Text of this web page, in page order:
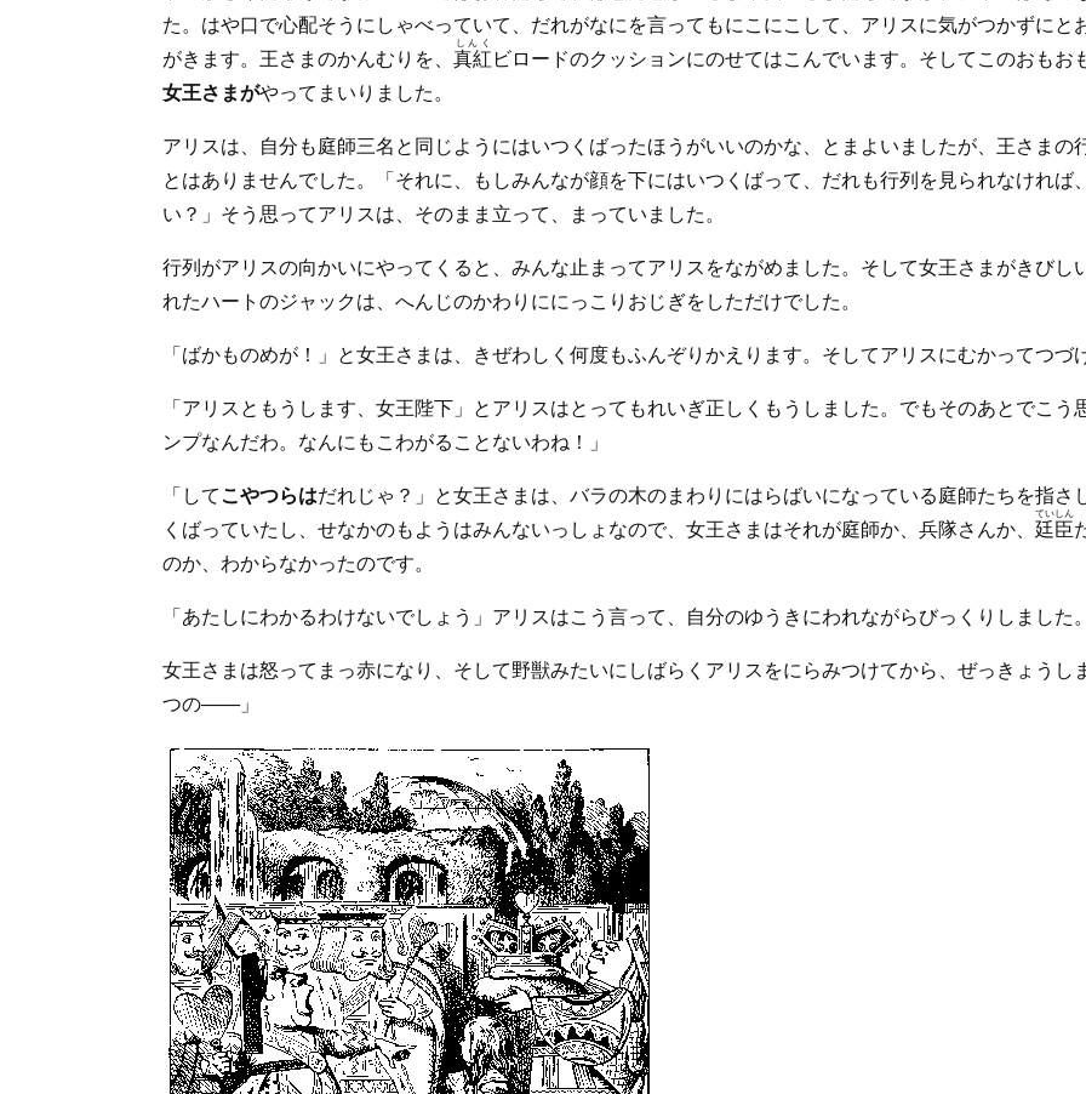
た。はや口で心配そうにしゃべっていて、だれがなにを言ってもにこにこして、アリスに気がつかずにと
がきます。王さまのかんむりを、真紅
しんく
ビロードのクッションにのせてはこんでいます。そしてこのおもお
女王さまがやってまいりました。
アリスは、自分も庭師三名と同じようにはいつくばったほうがいいのかな、とまよいましたが、王さまの
とはありませんでした。「それに、もしみんなが顔を下にはいつくばって、だれも行列を見られなければ
い？」そう思ってアリスは、そのまま立って、まっていました。
行列がアリスの向かいにやってくると、みんな止まってアリスをながめました。そして女王さまがきび
れたハートのジャックは、へんじのかわりににっこりおじぎをしただけでした。
「ばかものめが！」と女王さまは、きぜわしく何度もふんぞりかえります。そしてアリスにむかってつづ
「アリスともうします、女王陛下」とアリスはとってもれいぎ正しくもうしました。でもそのあとでこ
ンプなんだわ。なんにもこわがることないわね！」
「して こやつらはだれじゃ？」と女王さまは、バラの木のまわりにはらばいになっている庭師たちを指
くばっていたし、せなかのもようはみんないっしょなので、女王さまはそれが庭師か、兵隊さんか、廷臣
ていしん
のか、わからなかったのです。
「あたしにわかるわけないでしょう」アリスはこう言って、自分のゆうきにわれながらびっくりしました
女王さまは怒ってまっ赤になり、そして野獣みたいにしばらくアリスをにらみつけてから、ぜっきょう
つの――」